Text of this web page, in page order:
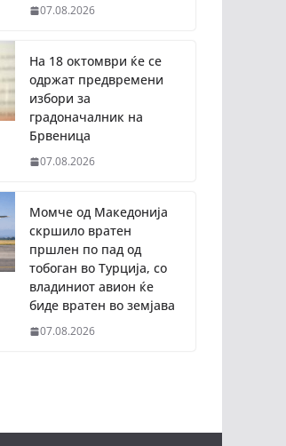
07.08.2026
На 18 октомври ќе се
одржат предвремени
избори за
градоначалник на
Брвеница
07.08.2026
Момче од Македонија
скршило вратен
пршлен по пад од
тобоган во Турција, со
владиниот авион ќе
биде вратен во земјава
07.08.2026